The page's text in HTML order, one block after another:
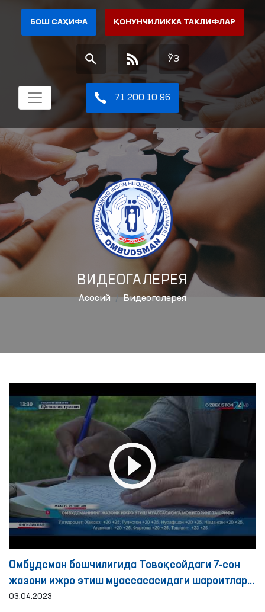
БОШ САҲИФА ҚОНУНЧИЛИККА ТАКЛИФЛАР
ЎЗ
71 200 10 96
ВИДЕОГАЛЕРЕЯ
Aсосий Видеогалерея
Омбудсман бошчилигида Товоқсойдаги 7-сон
жазони ижро этиш муассасасидаги шароитлар
ўрганилди
03.04.2023